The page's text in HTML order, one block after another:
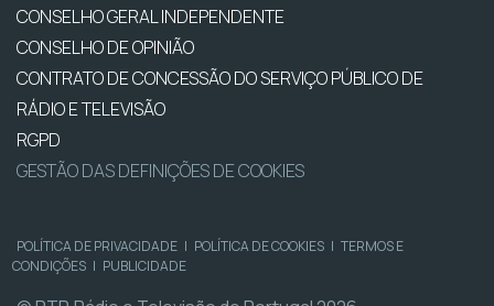
CONSELHO GERAL INDEPENDENTE
CONSELHO DE OPINIÃO
CONTRATO DE CONCESSÃO DO SERVIÇO PÚBLICO DE
RÁDIO E TELEVISÃO
RGPD
GESTÃO DAS DEFINIÇÕES DE COOKIES
POLÍTICA DE PRIVACIDADE | POLÍTICA DE COOKIES | TERMOS E
CONDIÇÕES | PUBLICIDADE